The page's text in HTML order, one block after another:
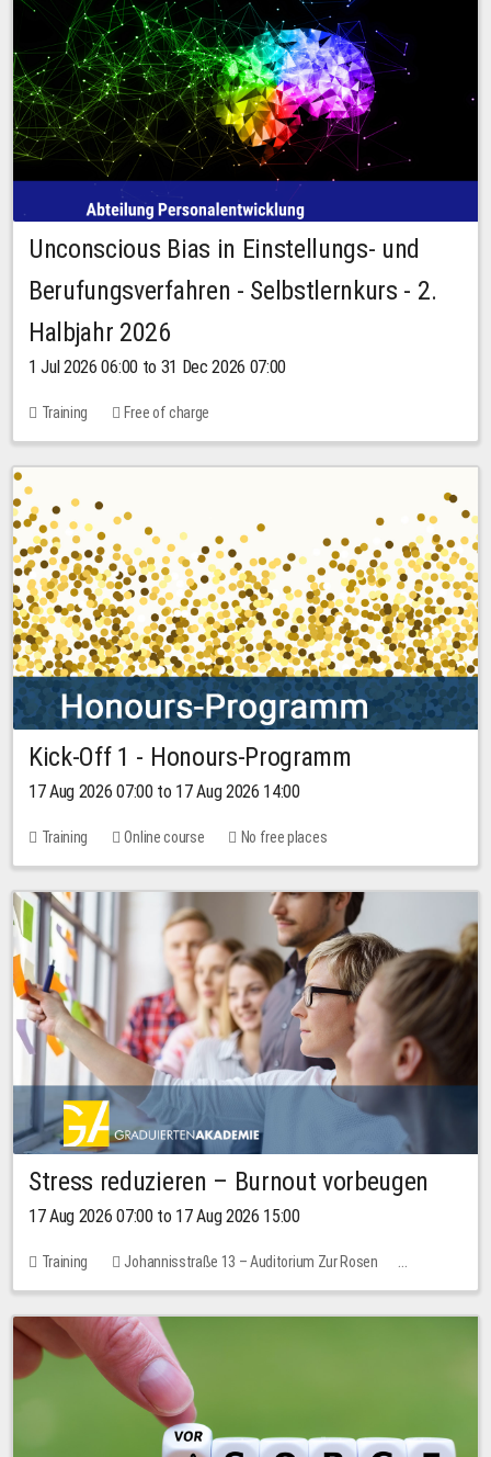
Unconscious Bias in Einstellungs- und
Berufungsverfahren - Selbstlernkurs - 2.
Halbjahr 2026
1 Jul 2026 06:00 to 31 Dec 2026 07:00
Training Free of charge
Kick-Off 1 - Honours-Programm
17 Aug 2026 07:00 to 17 Aug 2026 14:00
Training Online course No free places
Stress reduzieren – Burnout vorbeugen
17 Aug 2026 07:00 to 17 Aug 2026 15:00
Training
Johannisstraße 13 – Auditorium Zur Rosen
1 place
10.00 EUR